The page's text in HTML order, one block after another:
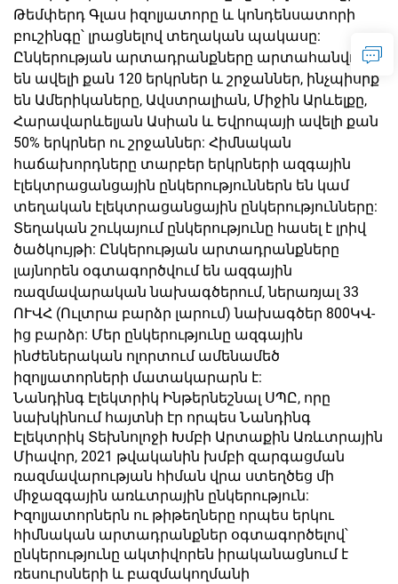
Թեմփերդ Գլաս իզոլյատորը և կոնդենսատորի
բուշինգը՝ լրացնելով տեղական պակասը:
Ընկերության արտադրանքները արտահանվում
են ավելի քան 120 երկրներ և շրջաններ, ինչպիսիք
են Ամերիկաները, Ավստրալիան, Միջին Արևելքը,
Հարավարևելյան Ասիան և Եվրոպայի ավելի քան
50% երկրներ ու շրջաններ: Հիմնական
հաճախորդները տարբեր երկրների ազգային
էլեկտրացանցային ընկերություններն են կամ
տեղական էլեկտրացանցային ընկերությունները:
Տեղական շուկայում ընկերությունը հասել է լրիվ
ծածկույթի: Ընկերության արտադրանքները
լայնորեն օգտագործվում են ազգային
ռազմավարական նախագծերում, ներառյալ 33
ՈՒՎՀ (Ուլտրա բարձր լարում) նախագծեր 800ԿՎ-
ից բարձր: Մեր ընկերությունը ազգային
ինժեներական ոլորտում ամենամեծ
իզոլյատորների մատակարարն է:
Նանդինգ Էլեկտրիկ Ինթերնեշնալ ՍՊԸ, որը
նախկինում հայտնի էր որպես Նանդինգ
Էլեկտրիկ Տեխնոլոջի Խմբի Արտաքին Առևտրային
Միավոր, 2021 թվականին խմբի զարգացման
ռազմավարության հիման վրա ստեղծեց մի
միջազգային առևտրային ընկերություն:
Իզոլյատորներն ու թիթեղները որպես երկու
հիմնական արտադրանքներ օգտագործելով՝
ընկերությունը ակտիվորեն իրականացնում է
ռեսուրսների և բազմակողմանի